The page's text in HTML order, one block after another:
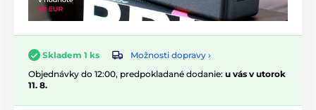
Skladem 1 ks
Možnosti dopravy ›
Objednávky do 12:00, predpokladané dodanie: u vás v utorok
11. 8.